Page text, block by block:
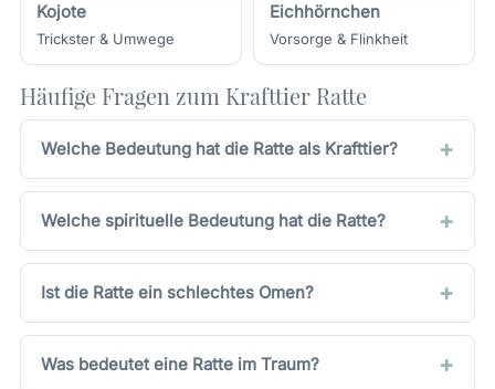
Kojote
Trickster & Umwege
Eichhörnchen
Vorsorge & Flinkheit
Häufige Fragen zum Krafttier Ratte
Welche Bedeutung hat die Ratte als Krafttier?
Welche spirituelle Bedeutung hat die Ratte?
Ist die Ratte ein schlechtes Omen?
Was bedeutet eine Ratte im Traum?